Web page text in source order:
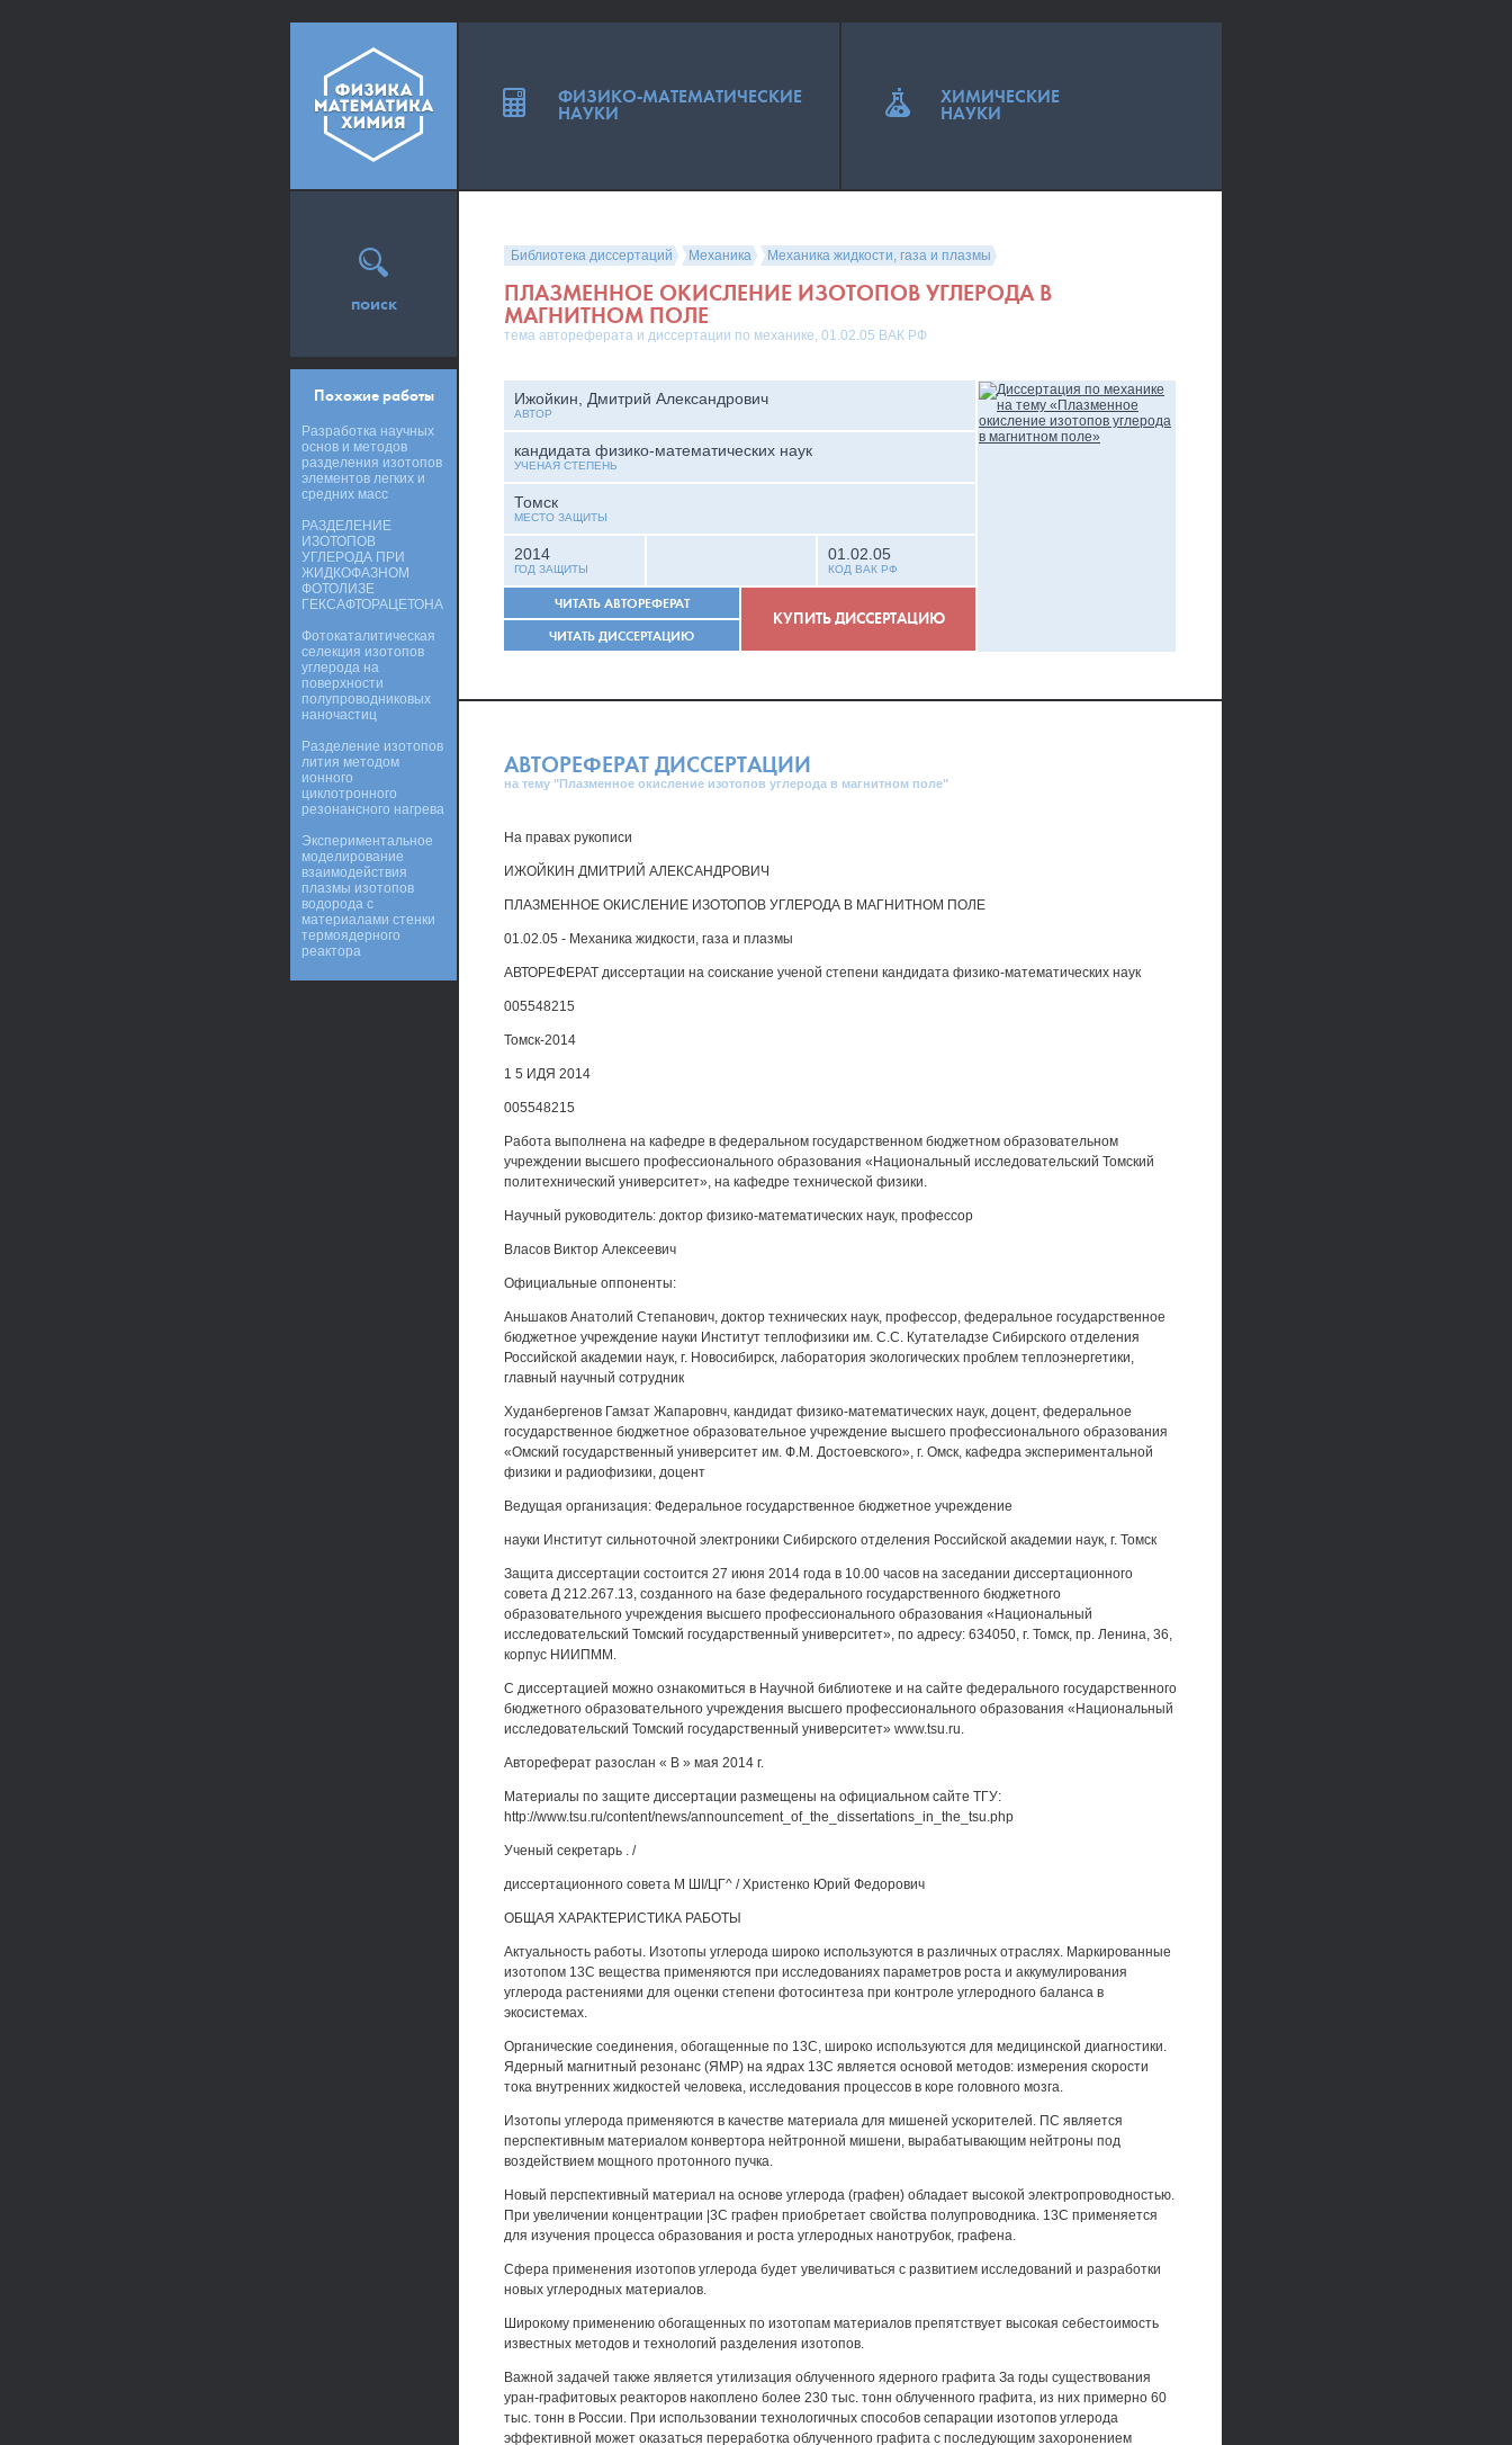
Библиотека диссертаций Механика Механика жидкости, газа и плазмы
ПЛАЗМЕННОЕ ОКИСЛЕНИЕ ИЗОТОПОВ УГЛЕРОДА В
МАГНИТНОМ ПОЛЕ
тема автореферата и диссертации по механике, 01.02.05 ВАК РФ
Ижойкин, Дмитрий Александрович
АВТОР
кандидата физико-математических наук
УЧЕНАЯ СТЕПЕНЬ
Томск
МЕСТО ЗАЩИТЫ
2014
ГОД ЗАЩИТЫ
01.02.05
КОД ВАК РФ
ЧИТАТЬ АВТОРЕФЕРАТ
ЧИТАТЬ ДИССЕРТАЦИЮ
КУПИТЬ ДИССЕРТАЦИЮ
АВТОРЕФЕРАТ ДИССЕРТАЦИИ
на тему "Плазменное окисление изотопов углерода в магнитном поле"
На правах рукописи
ИЖОЙКИН ДМИТРИЙ АЛЕКСАНДРОВИЧ
ПЛАЗМЕННОЕ ОКИСЛЕНИЕ ИЗОТОПОВ УГЛЕРОДА В МАГНИТНОМ ПОЛЕ
01.02.05 - Механика жидкости, газа и плазмы
АВТОРЕФЕРАТ диссертации на соискание ученой степени кандидата физико-математических наук
005548215
Томск-2014
1 5 ИДЯ 2014
005548215
Работа выполнена на кафедре в федеральном государственном бюджетном образовательном
учреждении высшего профессионального образования «Национальный исследовательский Томский
политехнический университет», на кафедре технической физики.
Научный руководитель: доктор физико-математических наук, профессор
Власов Виктор Алексеевич
Официальные оппоненты:
Аньшаков Анатолий Степанович, доктор технических наук, профессор, федеральное государственное
бюджетное учреждение науки Институт теплофизики им. С.С. Кутателадзе Сибирского отделения
Российской академии наук, г. Новосибирск, лаборатория экологических проблем теплоэнергетики,
главный научный сотрудник
Худанбергенов Гамзат Жапаровнч, кандидат физико-математических наук, доцент, федеральное
государственное бюджетное образовательное учреждение высшего профессионального образования
«Омский государственный университет им. Ф.М. Достоевского», г. Омск, кафедра экспериментальной
физики и радиофизики, доцент
Ведущая организация: Федеральное государственное бюджетное учреждение
науки Институт сильноточной электроники Сибирского отделения Российской академии наук, г. Томск
Защита диссертации состоится 27 июня 2014 года в 10.00 часов на заседании диссертационного
совета Д 212.267.13, созданного на базе федерального государственного бюджетного
образовательного учреждения высшего профессионального образования «Национальный
исследовательский Томский государственный университет», по адресу: 634050, г. Томск, пр. Ленина, 36,
корпус НИИПММ.
С диссертацией можно ознакомиться в Научной библиотеке и на сайте федерального государственного
бюджетного образовательного учреждения высшего профессионального образования «Национальный
исследовательский Томский государственный университет» www.tsu.ru.
Автореферат разослан « В » мая 2014 г.
Материалы по защите диссертации размещены на официальном сайте ТГУ:
http://www.tsu.ru/content/news/announcement_of_the_dissertations_in_the_tsu.php
Ученый секретарь . /
диссертационного совета М ШI/ЦГ^ / Христенко Юрий Федорович
ОБЩАЯ ХАРАКТЕРИСТИКА РАБОТЫ
Актуальность работы. Изотопы углерода широко используются в различных отраслях. Маркированные
изотопом 13С вещества применяются при исследованиях параметров роста и аккумулирования
углерода растениями для оценки степени фотосинтеза при контроле углеродного баланса в
экосистемах.
Органические соединения, обогащенные по 13С, широко используются для медицинской диагностики.
Ядерный магнитный резонанс (ЯМР) на ядрах 13С является основой методов: измерения скорости
тока внутренних жидкостей человека, исследования процессов в коре головного мозга.
Изотопы углерода применяются в качестве материала для мишеней ускорителей. ПС является
перспективным материалом конвертора нейтронной мишени, вырабатывающим нейтроны под
воздействием мощного протонного пучка.
Новый перспективный материал на основе углерода (графен) обладает высокой электропроводностью.
При увеличении концентрации |3С графен приобретает свойства полупроводника. 13С применяется
для изучения процесса образования и роста углеродных нанотрубок, графена.
Сфера применения изотопов углерода будет увеличиваться с развитием исследований и разработки
новых углеродных материалов.
Широкому применению обогащенных по изотопам материалов препятствует высокая себестоимость
известных методов и технологий разделения изотопов.
Важной задачей также является утилизация облученного ядерного графита За годы существования
уран-графитовых реакторов накоплено более 230 тыс. тонн облученного графита, из них примерно 60
тыс. тонн в России. При использовании технологичных способов сепарации изотопов углерода
эффективной может оказаться переработка облученного графита с последующим захоронением
поиск
Похожие работы
Разработка научных
основ и методов
разделения изотопов
элементов легких и
средних масс
РАЗДЕЛЕНИЕ
ИЗОТОПОВ
УГЛЕРОДА ПРИ
ЖИДКОФАЗНОМ
ФОТОЛИЗЕ
ГЕКСАФТОРАЦЕТОНА
Фотокаталитическая
селекция изотопов
углерода на
поверхности
полупроводниковых
наночастиц
Разделение изотопов
лития методом
ионного
циклотронного
резонансного нагрева
Экспериментальное
моделирование
взаимодействия
плазмы изотопов
водорода с
материалами стенки
термоядерного
реактора
ФИЗИКО-МАТЕМАТИЧЕСКИЕ
НАУКИ
ХИМИЧЕСКИЕ
НАУКИ